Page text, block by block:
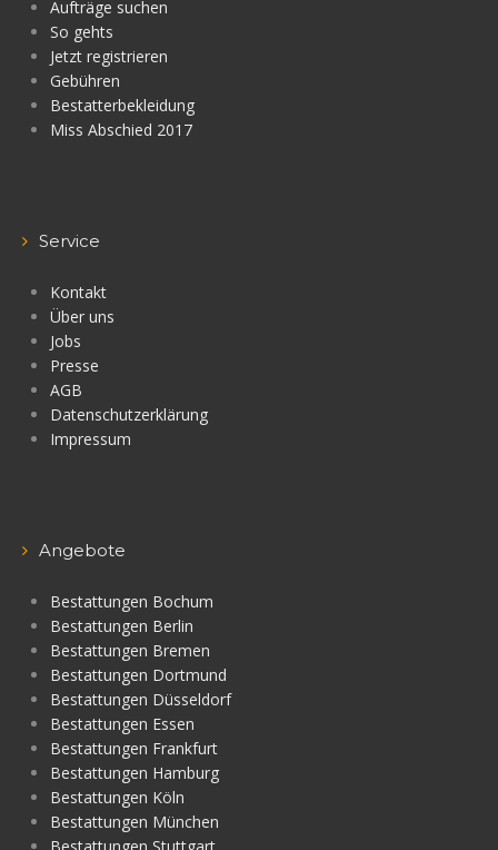
Aufträge suchen
So gehts
Jetzt registrieren
Gebühren
Bestatterbekleidung
Miss Abschied 2017
Service
Kontakt
Über uns
Jobs
Presse
AGB
Datenschutzerklärung
Impressum
Angebote
Bestattungen Bochum
Bestattungen Berlin
Bestattungen Bremen
Bestattungen Dortmund
Bestattungen Düsseldorf
Bestattungen Essen
Bestattungen Frankfurt
Bestattungen Hamburg
Bestattungen Köln
Bestattungen München
Bestattungen Stuttgart